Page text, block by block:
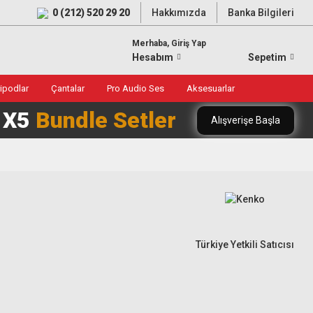
0 (212) 520 29 20 Hakkımızda Banka Bilgileri
Merhaba, Giriş Yap
Hesabım Sepetim
Çantalar Pro Audio Ses Aksesuarlar
Bundle Setler Alışverişe Başla
Türkiye Yetkili Satıcısı